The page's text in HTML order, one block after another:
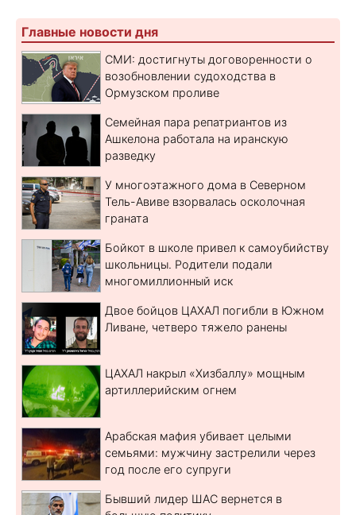
Главные новости дня
СМИ: достигнуты договоренности о
возобновлении судоходства в
Ормузском проливе
Семейная пара репатриантов из
Ашкелона работала на иранскую
разведку
У многоэтажного дома в Северном
Тель-Авиве взорвалась осколочная
граната
Бойкот в школе привел к самоубийству
школьницы. Родители подали
многомиллионный иск
Двое бойцов ЦАХАЛ погибли в Южном
Ливане, четверо тяжело ранены
ЦАХАЛ накрыл «Хизбаллу» мощным
артиллерийским огнем
Арабская мафия убивает целыми
семьями: мужчину застрелили через
год после его супруги
Бывший лидер ШАС вернется в